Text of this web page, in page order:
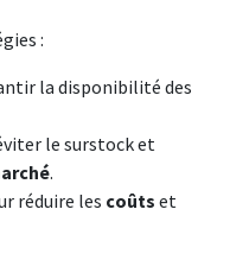
:
la disponibilité des
le surstock et
.
réduire les coûts et